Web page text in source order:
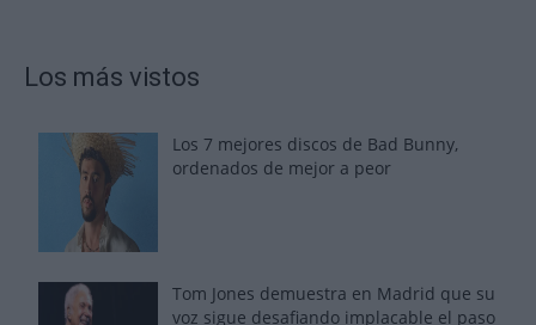
Los más vistos
Los 7 mejores discos de Bad Bunny,
ordenados de mejor a peor
Tom Jones demuestra en Madrid que su
voz sigue desafiando implacable el paso